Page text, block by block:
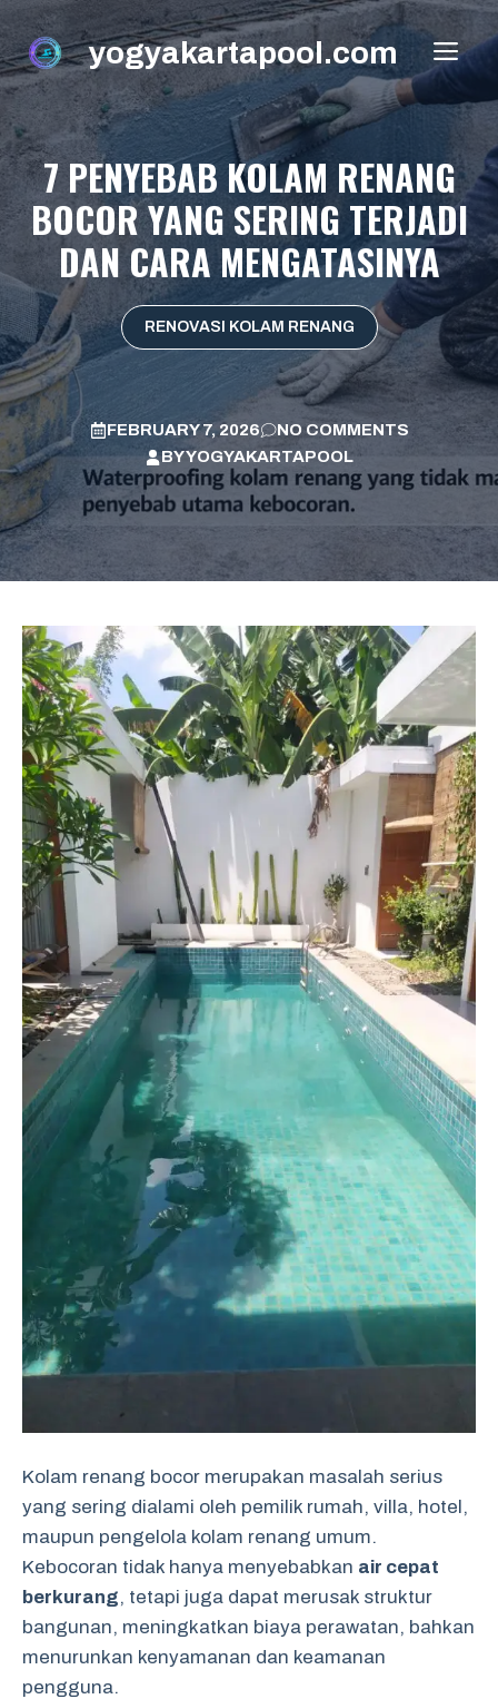
Skip
to
content
yogyakartapool.com
7 PENYEBAB KOLAM RENANG
BOCOR YANG SERING TERJADI
DAN CARA MENGATASINYA
RENOVASI KOLAM RENANG
FEBRUARY 7, 2026
NO COMMENTS
BYYOGYAKARTAPOOL
Kolam renang bocor merupakan masalah serius
yang sering dialami oleh pemilik rumah, villa, hotel,
maupun pengelola kolam renang umum.
Kebocoran tidak hanya menyebabkan air cepat
berkurang, tetapi juga dapat merusak struktur
bangunan, meningkatkan biaya perawatan, bahkan
menurunkan kenyamanan dan keamanan
pengguna.